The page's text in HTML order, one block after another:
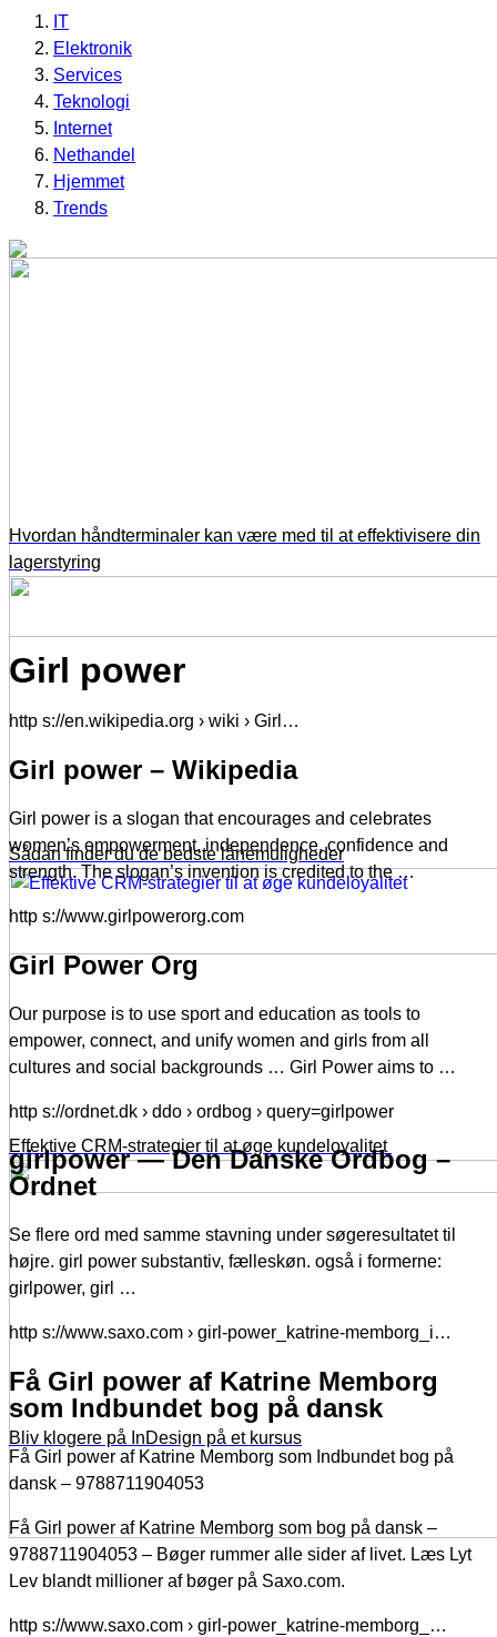
IT
Elektronik
Services
Teknologi
Internet
Nethandel
Hjemmet
Trends
Hvordan håndterminaler kan være med til at effektivisere din
lagerstyring
Sådan finder du de bedste lånemuligheder
Effektive CRM-strategier til at øge kundeloyalitet
Bliv klogere på InDesign på et kursus
Girl power
http s://en.wikipedia.org › wiki › Girl…
Girl power – Wikipedia
Girl power is a slogan that encourages and celebrates
women’s empowerment, independence, confidence and
strength. The slogan’s invention is credited to the …
http s://www.girlpowerorg.com
Girl Power Org
Our purpose is to use sport and education as tools to
empower, connect, and unify women and girls from all
cultures and social backgrounds … Girl Power aims to …
http s://ordnet.dk › ddo › ordbog › query=girlpower
girlpower — Den Danske Ordbog –
Ordnet
Se flere ord med samme stavning under søgeresultatet til
højre. girl power substantiv, fælleskøn. også i formerne:
girlpower, girl …
http s://www.saxo.com › girl-power_katrine-memborg_i…
Få Girl power af Katrine Memborg
som Indbundet bog på dansk
Få Girl power af Katrine Memborg som Indbundet bog på
dansk – 9788711904053
Få Girl power af Katrine Memborg som bog på dansk –
9788711904053 – Bøger rummer alle sider af livet. Læs Lyt
Lev blandt millioner af bøger på Saxo.com.
http s://www.saxo.com › girl-power_katrine-memborg_…